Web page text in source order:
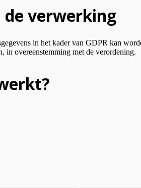
de verwerking
in het kader van GDPR kan
in overeenstemming met de verordening.